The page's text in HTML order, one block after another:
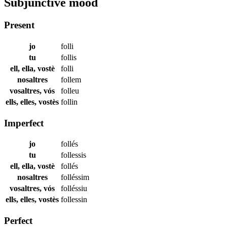
Present
jo
folli
tu
follis
ell, ella, vostè
folli
nosaltres
follem
vosaltres, vós
folleu
ells, elles, vostès follin
Imperfect
jo
follés
tu
follessis
ell, ella, vostè
follés
nosaltres
folléssim
vosaltres, vós
folléssiu
ells, elles, vostès follessin
Perfect